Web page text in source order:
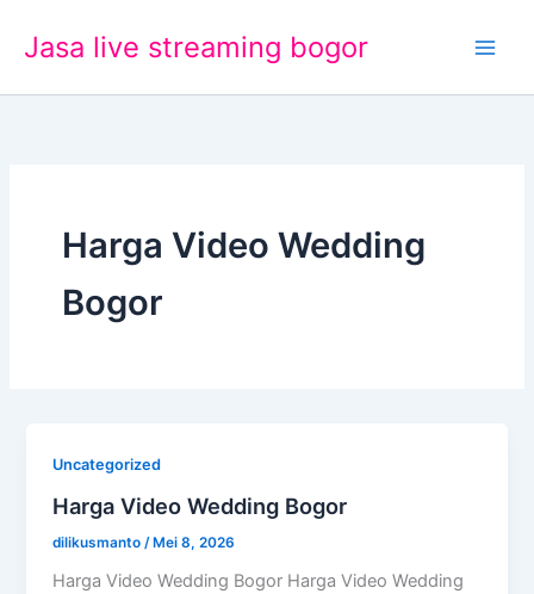
Jasa live streaming bogor
Harga Video Wedding
Bogor
Uncategorized
Harga Video Wedding Bogor
dilikusmanto /Mei 8, 2026
Harga Video Wedding Bogor Harga Video Wedding